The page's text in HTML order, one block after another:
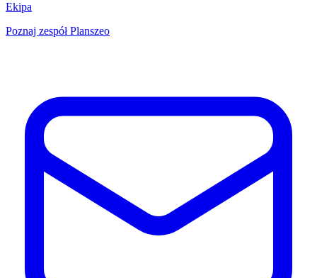
Ekipa
Poznaj zespół Planszeo